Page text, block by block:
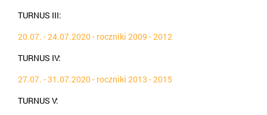
TURNUS III:
20.07. - 24.07.2020 - roczniki 2009 - 2012
TURNUS IV:
27.07. - 31.07.2020 - roczniki 2013 - 2015
TURNUS V: